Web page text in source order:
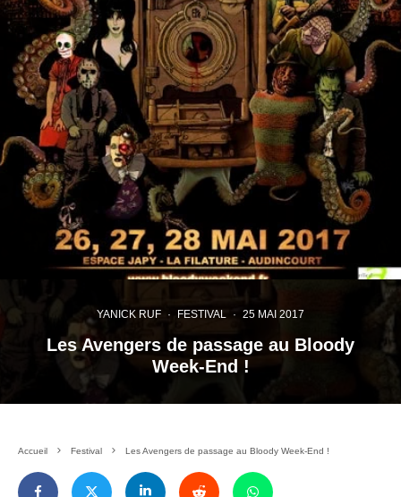
YANICK RUF · FESTIVAL · 25 MAI 2017
Les Avengers de passage au Bloody
Week-End !
Accueil Festival Les Avengers de passage au Bloody Week-End !